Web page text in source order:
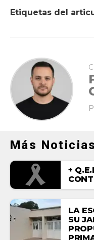
Etiquetas del
Más Noticias
+
LA
SU